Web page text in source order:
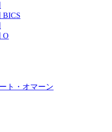
BICS
O
ト・オマーン